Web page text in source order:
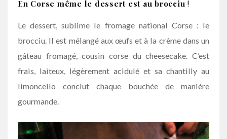
En Corse même le dessert est au brocciu !
Le dessert, sublime le fromage national Corse : le
brocciu. Il est mélangé aux œufs et à la crème dans un
gâteau fromagé, cousin corse du cheesecake. C’est
frais, laiteux, légèrement acidulé et sa chantilly au
limoncello conclut chaque bouchée de manière
gourmande.